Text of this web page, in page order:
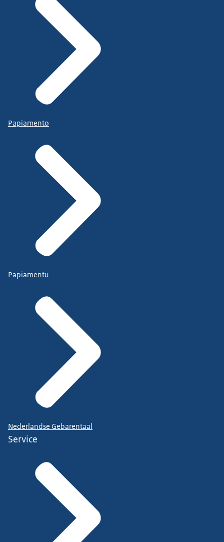
Papiamento
Papiamentu
Nederlandse Gebarentaal
Service